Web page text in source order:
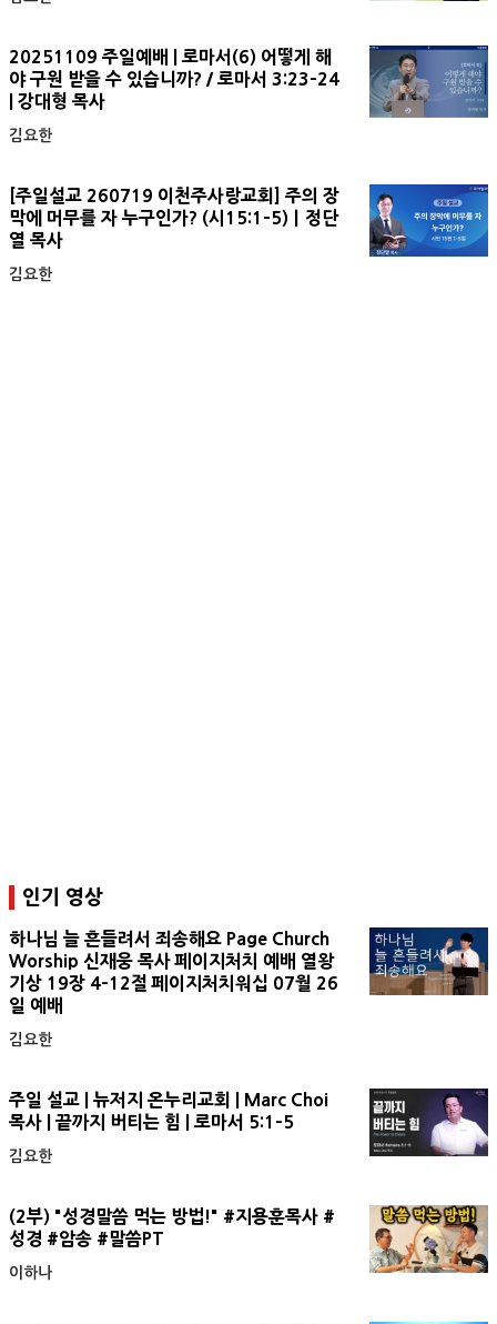
20251109 주일예배 | 로마서(6) 어떻게 해
야 구원 받을 수 있습니까? / 로마서 3:23-24
| 강대형 목사
김요한
[주일설교 260719 이천주사랑교회] 주의 장
막에 머무를 자 누구인가? (시15:1-5)ㅣ정단
열 목사
김요한
인기 영상
하나님 늘 흔들려서 죄송해요 Page Church
Worship 신재웅 목사 페이지처치 예배 열왕
기상 19장 4-12절 페이지처치워십 07월 26
일 예배
김요한
주일 설교 | 뉴저지 온누리교회 | Marc Choi
목사 | 끝까지 버티는 힘 | 로마서 5:1-5
김요한
(2부) "성경말씀 먹는 방법!" #지용훈목사 #
성경 #암송 #말씀PT
이하나